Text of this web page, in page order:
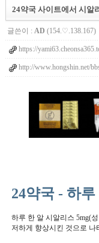
24약국 사이트에서 시알
글쓴이 : AD (154.♡.138.167)
https://
http://www.hongshin.net/
24약국 - 하
하루 한 알 시알리스 5mg(
저하게 향상시킨 것으로 나